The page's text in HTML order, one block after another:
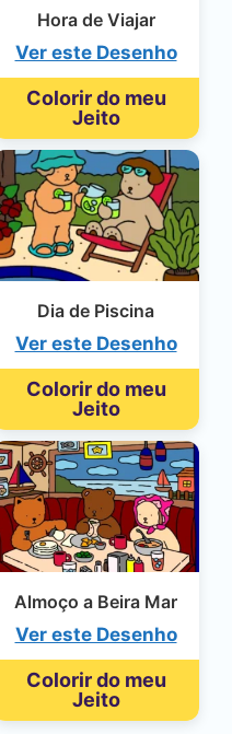
Hora de Viajar
Ver este Desenho
Colorir do meu
Jeito
Dia de Piscina
Ver este Desenho
Colorir do meu
Jeito
Almoço a Beira Mar
Ver este Desenho
Colorir do meu
Jeito